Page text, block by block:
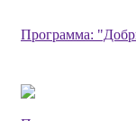
Программа: